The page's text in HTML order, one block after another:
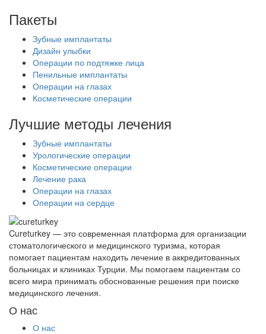
Пакеты
Зубные имплантаты
Дизайн улыбки
Операции по подтяжке лица
Пенильные имплантаты
Операции на глазах
Косметические операции
Лучшие методы лечения
Зубные имплантаты
Урологические операции
Косметические операции
Лечение рака
Операции на глазах
Операции на сердце
Cureturkey — это современная платформа для организации
стоматологического и медицинского туризма, которая
помогает пациентам находить лечение в аккредитованных
больницах и клиниках Турции. Мы помогаем пациентам со
всего мира принимать обоснованные решения при поиске
медицинского лечения.
О нас
О нас